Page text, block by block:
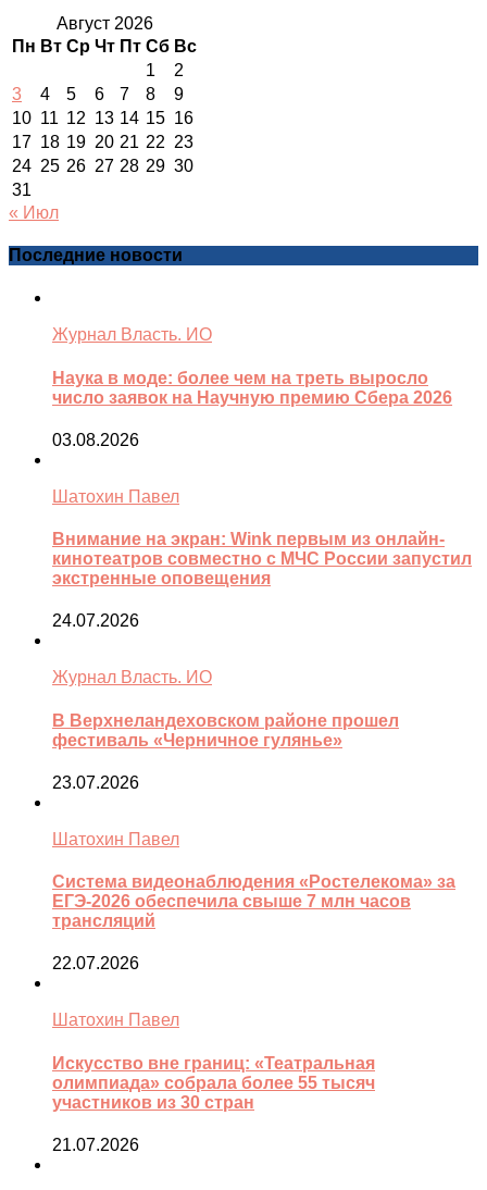
Август 2026
Пн Вт Ср Чт Пт Сб Вс
1
2
3
4 5 6 7 8
9
10 11 12 13 14 15 16
17 18 19 20 21 22 23
24 25 26 27 28 29 30
31
« Июл
Последние новости
Журнал Власть. ИО
Наука в моде: более чем на треть выросло
число заявок на Научную премию Сбера 2026
03.08.2026
Шатохин Павел
Внимание на экран: Wink первым из онлайн-
кинотеатров совместно с МЧС России запустил
экстренные оповещения
24.07.2026
Журнал Власть. ИО
В Верхнеландеховском районе прошел
фестиваль «Черничное гулянье»
23.07.2026
Шатохин Павел
Система видеонаблюдения «Ростелекома» за
ЕГЭ-2026 обеспечила свыше 7 млн часов
трансляций
22.07.2026
Шатохин Павел
Искусство вне границ: «Театральная
олимпиада» собрала более 55 тысяч
участников из 30 стран
21.07.2026